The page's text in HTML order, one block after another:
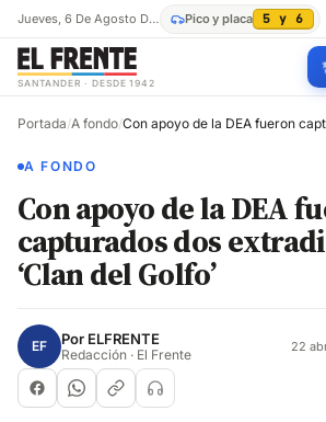
Jueves, 6 De Agosto De 2026 Pico y placa 5 y 6
SANTANDER · DESDE 1942
Portada/A fondo/
A FONDO
Con apoyo de la DEA
capturados dos
‘Clan del Golfo’
EF Por ELFRENTE
Redacción · El Frente 22